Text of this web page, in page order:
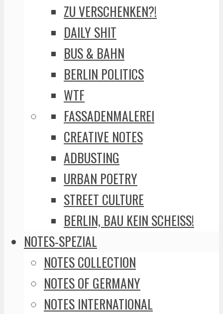
ZU VERSCHENKEN?!
DAILY SHIT
BUS & BAHN
BERLIN POLITICS
WTF
FASSADENMALEREI
CREATIVE NOTES
ADBUSTING
URBAN POETRY
STREET CULTURE
BERLIN, BAU KEIN SCHEISS!
NOTES-SPEZIAL
NOTES COLLECTION
NOTES OF GERMANY
NOTES INTERNATIONAL